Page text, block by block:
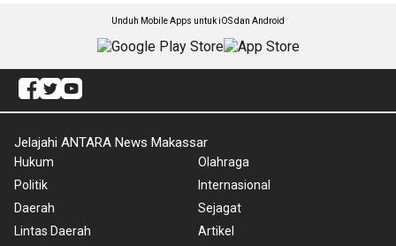
Unduh Mobile Apps untuk iOS dan Android
Jelajahi ANTARA News Makassar
Hukum
Politik
Daerah
Lintas Daerah
Olahraga
Internasional
Sejagat
Artikel